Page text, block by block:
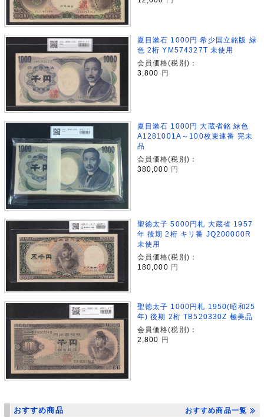
夏目漱石 1000円 希少国立銘版 緑
色 2桁 YM574327T 未使用
会員価格(税別)：
3,800
円
夏目漱石 1000円 大蔵省銘 緑色
A1281001A～100枚束連番 完未
品
会員価格(税別)：
380,000 円
聖徳太子 5000円札 大蔵省 1957
年 後期 2桁 キリ番 JQ200000R
未使用
会員価格(税別)：
180,000 円
聖徳太子 1000円札 1950(昭和25
年) 後期 2桁 TB520330Z 極美品
会員価格(税別)：
2,800
円
おすすめ商品 おすすめ商品一覧